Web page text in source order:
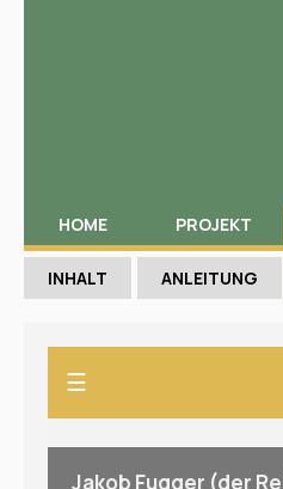
HOME PROJEKT
INHALT ANLEITUNG